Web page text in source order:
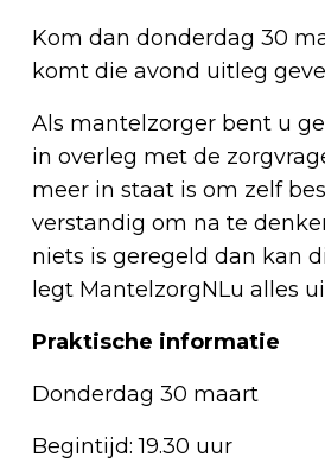
Kom dan donderdag 30
komt die avond uitleg
Als mantelzorger bent u
in overleg met de
meer in staat is om zelf
verstandig om na te
niets is geregeld dan kan
legt MantelzorgNLu alles
Praktische informatie
Donderdag 30 maart
Begintijd: 19.30 uur